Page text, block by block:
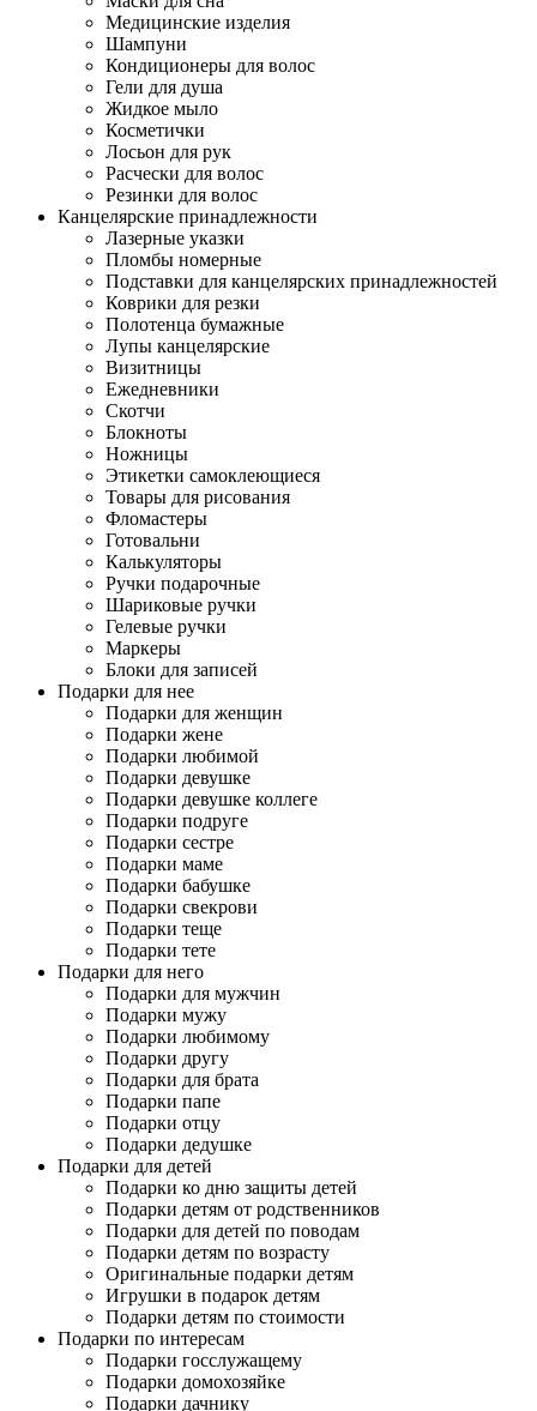
Медицинские изделия
Шампуни
Кондиционеры для волос
Гели для душа
Жидкое мыло
Косметички
Лосьон для рук
Расчески для волос
Резинки для волос
Канцелярские принадлежности
Лазерные указки
Пломбы номерные
Подставки для канцелярских принадлежностей
Коврики для резки
Полотенца бумажные
Лупы канцелярские
Визитницы
Ежедневники
Скотчи
Блокноты
Ножницы
Этикетки самоклеющиеся
Товары для рисования
Фломастеры
Готовальни
Калькуляторы
Ручки подарочные
Шариковые ручки
Гелевые ручки
Маркеры
Блоки для записей
Подарки для нее
Подарки для женщин
Подарки жене
Подарки любимой
Подарки девушке
Подарки девушке коллеге
Подарки подруге
Подарки сестре
Подарки маме
Подарки бабушке
Подарки свекрови
Подарки теще
Подарки тете
Подарки для него
Подарки для мужчин
Подарки мужу
Подарки любимому
Подарки другу
Подарки для брата
Подарки папе
Подарки отцу
Подарки дедушке
Подарки для детей
Подарки ко дню защиты детей
Подарки детям от родственников
Подарки для детей по поводам
Подарки детям по возрасту
Оригинальные подарки детям
Игрушки в подарок детям
Подарки детям по стоимости
Подарки по интересам
Подарки госслужащему
Подарки домохозяйке
Подарки дачнику